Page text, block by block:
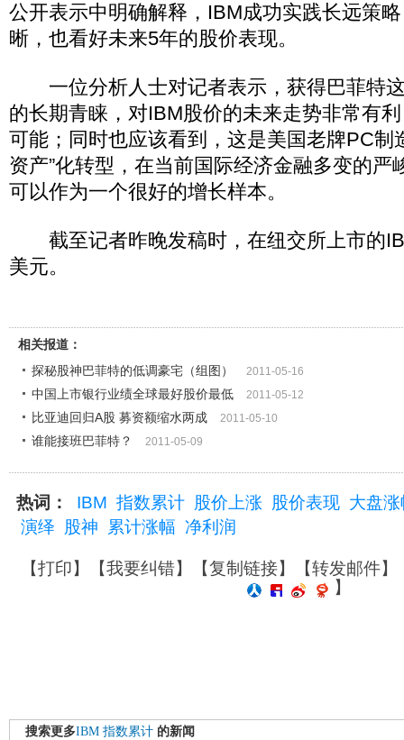
公开表示中明确解释，IBM成功实践长远策
晰，也看好未来5年的股价表现。
一位分析人士对记者表示，获得巴菲特
的长期青睐，对IBM股价的未来走势非常有
可能；同时也应该看到，这是美国老牌PC制
资产”化转型，在当前国际经济金融多变的严
可以作为一个很好的增长样本。
截至记者昨晚发稿时，在纽交所上市的
美元。
相关报道：
探秘股神巴菲特的低调豪宅（组图）
2011-05-16
中国上市银行业绩全球最好股价最低 2011-05-12
比亚迪回归A股 募资额缩水两成 2011-05-10
谁能接班巴菲特？ 2011-05-09
热词： IBM 指数累计 股价上涨 股价表现 大盘涨
演绎
股神 累计涨幅 净利润
【打印】【我要纠错】【复制链接】【转发邮件】
】
搜索更多IBM 指数累计 的新闻